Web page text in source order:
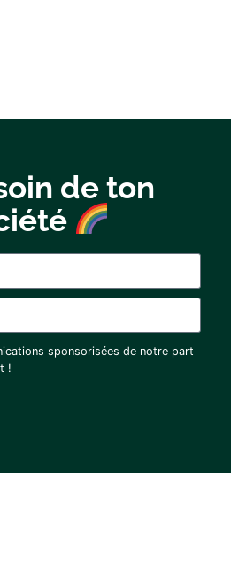
de ton
sponsorisées de notre part
!